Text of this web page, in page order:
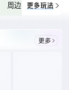
周边游 自驾游